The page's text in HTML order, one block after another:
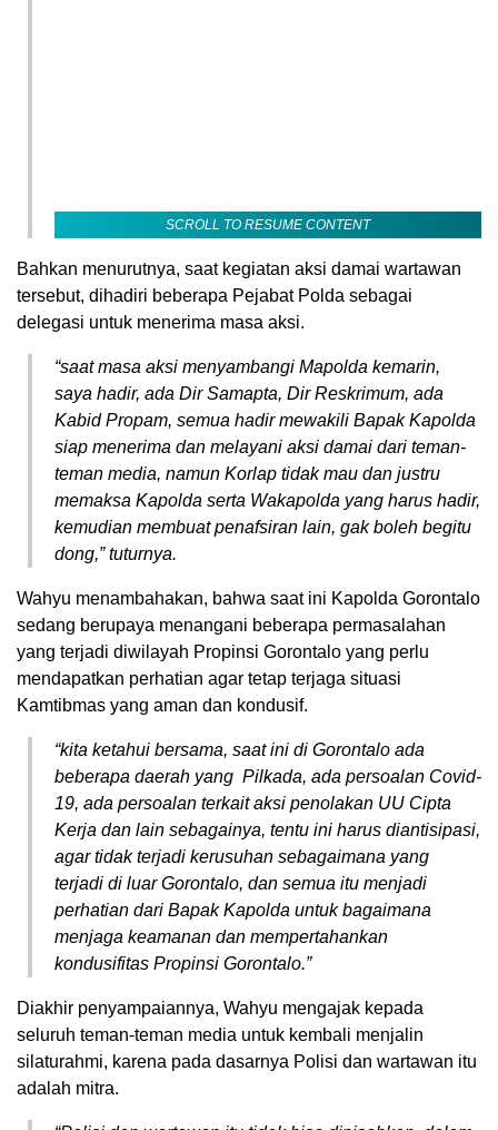
SCROLL TO RESUME CONTENT
Bahkan menurutnya, saat kegiatan aksi damai wartawan
tersebut, dihadiri beberapa Pejabat Polda sebagai
delegasi untuk menerima masa aksi.
“saat masa aksi menyambangi Mapolda kemarin,
saya hadir, ada Dir Samapta, Dir Reskrimum, ada
Kabid Propam, semua hadir mewakili Bapak Kapolda
siap menerima dan melayani aksi damai dari teman-
teman media, namun Korlap tidak mau dan justru
memaksa Kapolda serta Wakapolda yang harus hadir,
kemudian membuat penafsiran lain, gak boleh begitu
dong,” tuturnya.
Wahyu menambahakan, bahwa saat ini Kapolda Gorontalo
sedang berupaya menangani beberapa permasalahan
yang terjadi diwilayah Propinsi Gorontalo yang perlu
mendapatkan perhatian agar tetap terjaga situasi
Kamtibmas yang aman dan kondusif.
“kita ketahui bersama, saat ini di Gorontalo ada
beberapa daerah yang Pilkada, ada persoalan Covid-
19, ada persoalan terkait aksi penolakan UU Cipta
Kerja dan lain sebagainya, tentu ini harus diantisipasi,
agar tidak terjadi kerusuhan sebagaimana yang
terjadi di luar Gorontalo, dan semua itu menjadi
perhatian dari Bapak Kapolda untuk bagaimana
menjaga keamanan dan mempertahankan
kondusifitas Propinsi Gorontalo.”
Diakhir penyampaiannya, Wahyu mengajak kepada
seluruh teman-teman media untuk kembali menjalin
silaturahmi, karena pada dasarnya Polisi dan wartawan itu
adalah mitra.